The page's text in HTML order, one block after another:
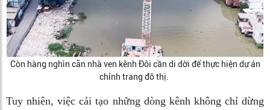
Còn hàng nghìn căn nhà ven kênh Đôi cần di dời để thực hiện dự án
chỉnh trang đô thị.
Tuy nhiên, việc cải tạo những dòng kênh không chỉ dừng